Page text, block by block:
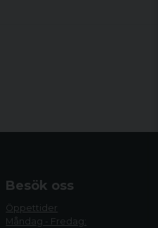
Besök oss
Öppettider
Måndag - Fredag: